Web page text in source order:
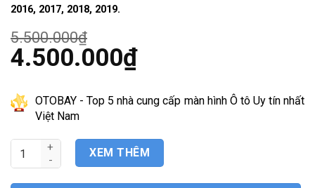
2016, 2017, 2018, 2019.
5.500.000₫
Giá
gốc
4.500.000₫
tại
là:
4.500.000₫.
OTOBAY - Top 5 nhà cung cấp màn hình Ô tô Uy tín nhất
Việt Nam
Màn Hình Android Ford Ranger XLT 2015-2019 số lượng
XEM THÊM